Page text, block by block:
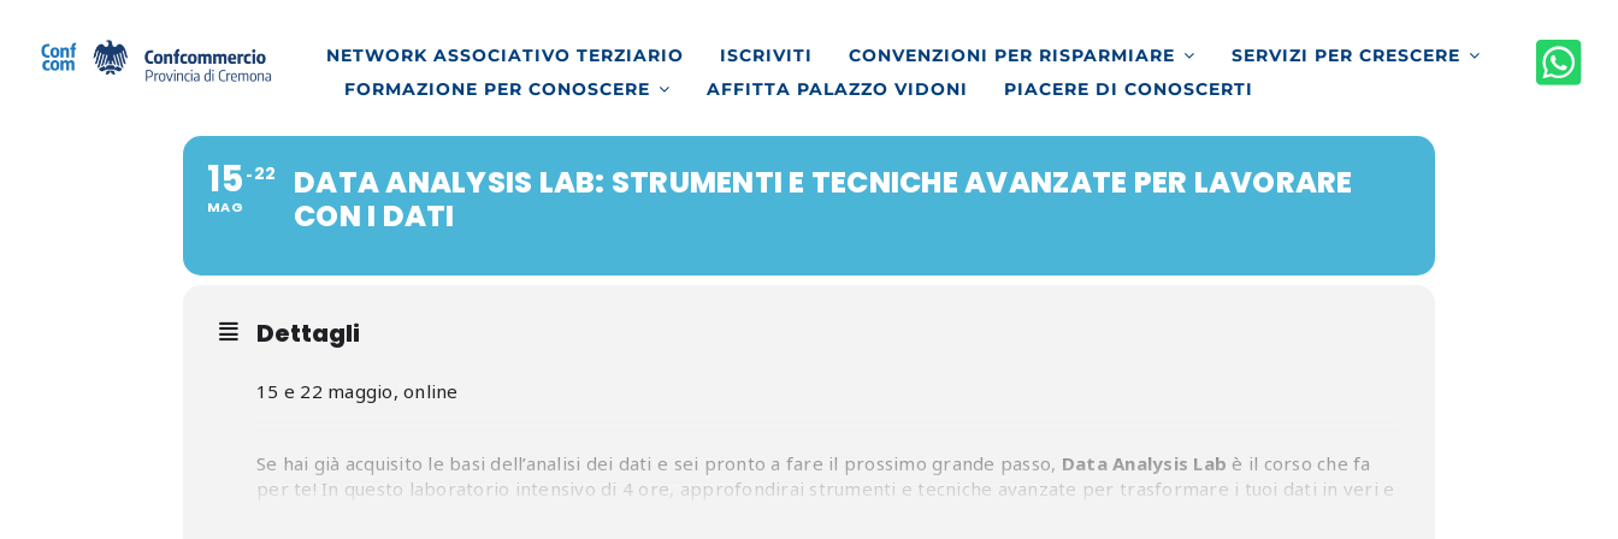
contenuto
NETWORK ASSOCIATIVO TERZIARIO ISCRIVITI CONVENZIONI PER RISPARMIARE
SERVIZI PER CRESCERE
FORMAZIONE PER CONOSCERE
AFFITTA PALAZZO VIDONI PIACERE DI CONOSCERTI
15
MAG
22
DATA ANALYSIS LAB: STRUMENTI E TECNICHE AVANZATE PER LAVORARE
CON I DATI
Dettagli
15 e 22 maggio, online
Se hai già acquisito le basi dell’analisi dei dati e sei pronto a fare il prossimo grande passo, Data Analysis Lab è il corso che fa
per te! In questo laboratorio intensivo di 4 ore, approfondirai strumenti e tecniche avanzate per trasformare i tuoi dati in veri e